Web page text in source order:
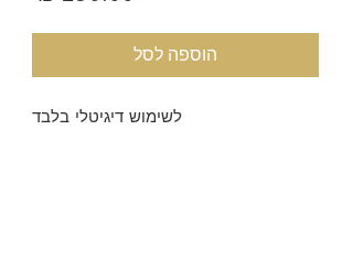
הוספה לסל
לשימוש דיגיטלי בלבד